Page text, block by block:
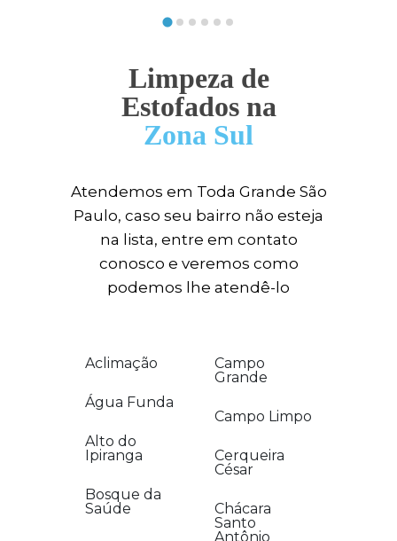
Limpeza de
Estofados na
Zona Sul
Atendemos em Toda Grande São
Paulo, caso seu bairro não esteja
na lista, entre em contato
conosco e veremos como
podemos lhe atendê-lo
Aclimação
Água Funda
Alto do
Ipiranga
Bosque da
Saúde
Campo
Grande
Campo Limpo
Cerqueira
César
Chácara
Santo
Antônio